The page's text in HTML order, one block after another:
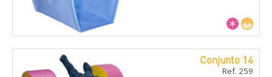
Conjunto 14
Ref. 259